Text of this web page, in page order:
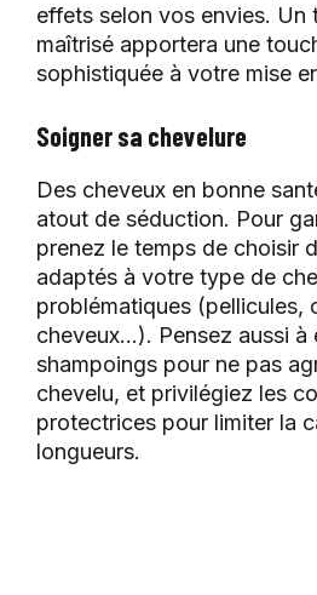
effets selon vos envies. Un
maîtrisé apportera une
sophistiquée à votre mise
Soigner sa chevelure
Des cheveux en bonne
atout de séduction. Pour
prenez le temps de choisir
adaptés à votre type de
problématiques (pellicules,
cheveux…). Pensez aussi à
shampoings pour ne pas
chevelu, et privilégiez les
protectrices pour limiter la
longueurs.